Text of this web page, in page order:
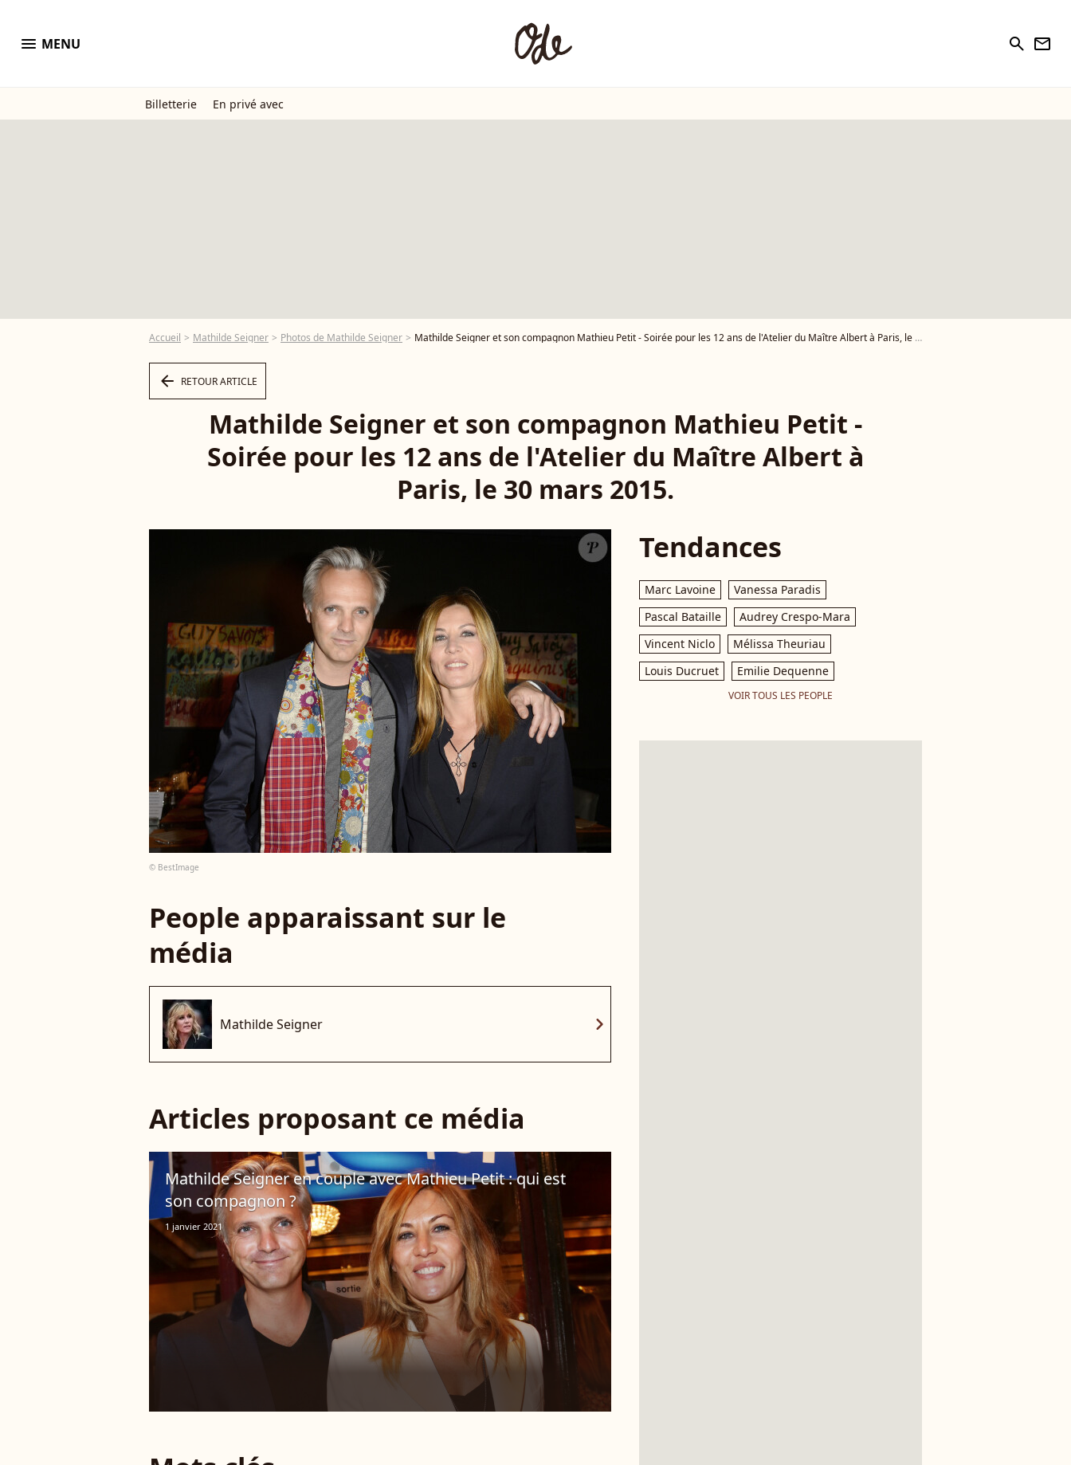
menu MENU search newsletter
Billetterie En privé avec
Accueil Mathilde Seigner Photos de Mathilde Seigner Mathilde Seigner et son compagnon Mathieu Petit - Soirée pour les 12 ans de l'Atelier du Maître Albert à Paris, le 30 mars 2015. - Photo
arrow_left RETOUR ARTICLE
Mathilde Seigner et son compagnon Mathieu Petit -
Soirée pour les 12 ans de l'Atelier du Maître Albert à
Paris, le 30 mars 2015.
© BestImage
People apparaissant sur le
média
Mathilde Seigner chevron_right
Articles proposant ce média
Mathilde Seigner en couple avec Mathieu Petit : qui est
son compagnon ?
1 janvier 2021
Tendances
Marc Lavoine
Vanessa Paradis
Pascal Bataille
Audrey Crespo-Mara
Vincent Niclo
Mélissa Theuriau
Louis Ducruet
Emilie Dequenne
VOIR TOUS LES PEOPLE